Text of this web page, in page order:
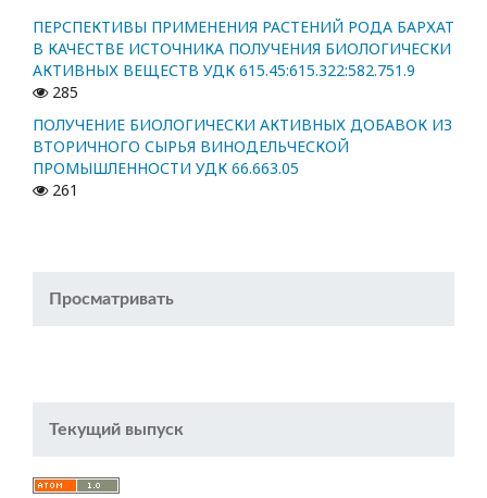
ПЕРСПЕКТИВЫ ПРИМЕНЕНИЯ РАСТЕНИЙ РОДА БАРХАТ
В КАЧЕСТВЕ ИСТОЧНИКА ПОЛУЧЕНИЯ БИОЛОГИЧЕСКИ
АКТИВНЫХ ВЕЩЕСТВ УДК 615.45:615.322:582.751.9
285
ПОЛУЧЕНИЕ БИОЛОГИЧЕСКИ АКТИВНЫХ ДОБАВОК ИЗ
ВТОРИЧНОГО СЫРЬЯ ВИНОДЕЛЬЧЕСКОЙ
ПРОМЫШЛЕННОСТИ УДК 66.663.05
261
Просматривать
Текущий выпуск